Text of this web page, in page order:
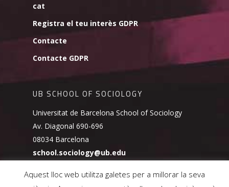
cat
Registra el teu interès GDPR
Contacte
Contacte GDPR
UB SCHOOL OF SOCIOLOGY
Universitat de Barcelona School of Sociology
Av. Diagonal 690-696
08034 Barcelona
school.sociology@ub.edu
Aquest lloc web utilitza galetes per a millorar la seva